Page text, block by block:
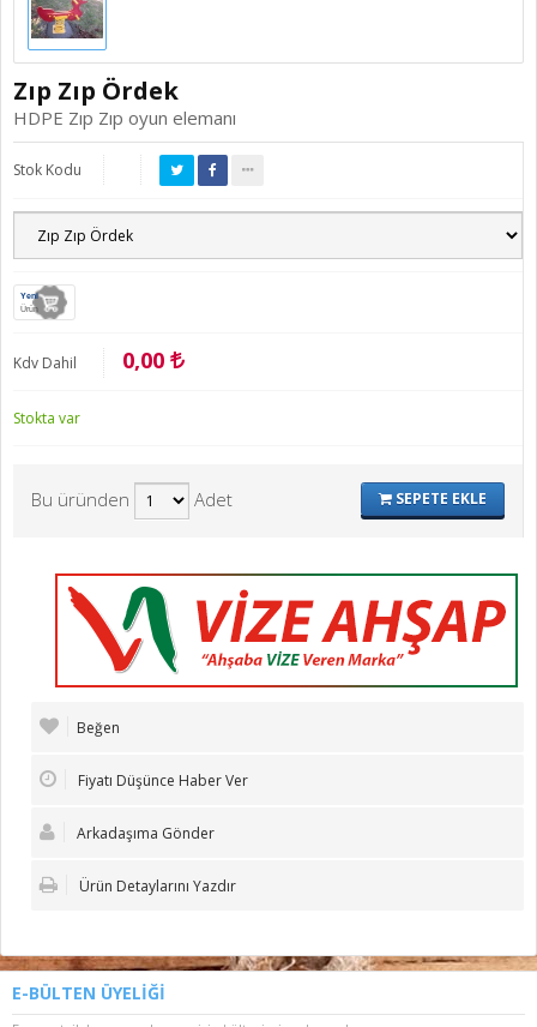
Zıp Zıp Ördek
HDPE Zıp Zıp oyun elemanı
Stok Kodu
Yeni
Ürün
Kdv Dahil 0,00
Stokta var
Bu üründen Adet SEPETE EKLE
Beğen
Fiyatı Düşünce Haber Ver
Arkadaşıma Gönder
Ürün Detaylarını Yazdır
E-BÜLTEN ÜYELİĞİ